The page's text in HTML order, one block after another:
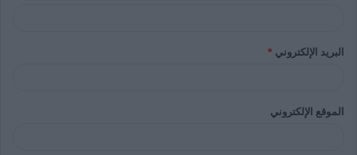
البريد الإلكتروني *
الموقع الإلكتروني